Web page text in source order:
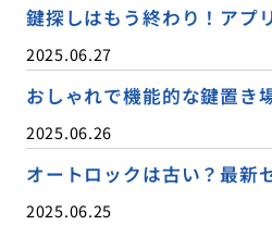
鍵探しはもう終わり！アプ
2025.06.27
おしゃれで機能的な鍵置き
2025.06.26
オートロックは古い？最新
2025.06.25